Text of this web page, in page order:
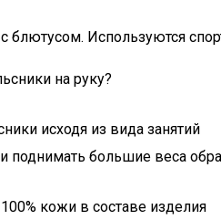
блютусом. Используются
на руку?
исходя из вида занятий
поднимать большие веса
кожи в составе изделия